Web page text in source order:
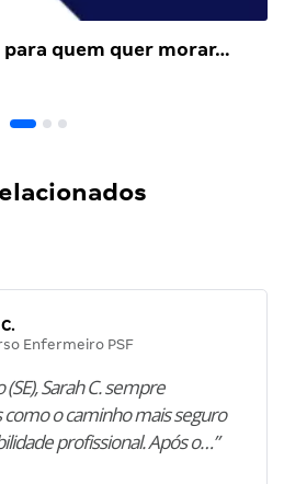
quem quer morar…
Enfermeiro PSF
Sarah C. sempre
o caminho mais seguro
profissional. Após o…”